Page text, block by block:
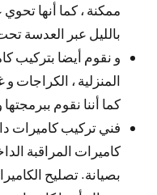
ممكنة ، كما أنها
بالليل عبر العدسة
و نقوم أيضا بتركيب
المنزلية ، الكراجات
كما أننا نقوم ببرمجتها
فني تركيب كاميرات
كاميرات المراقبة
بصيانة. تصليح